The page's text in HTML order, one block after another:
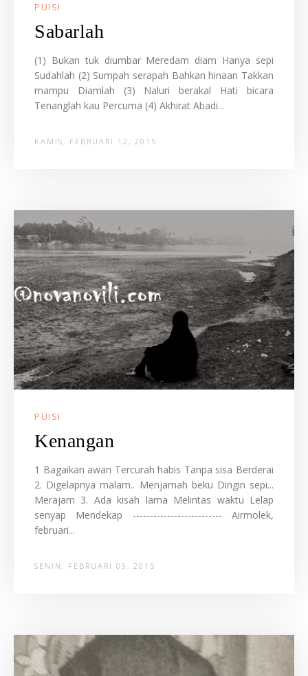
PUISI
Sabarlah
(1) Bukan tuk diumbar Meredam diam Hanya sepi
Sudahlah (2) Sumpah serapah Bahkan hinaan Takkan
mampu Diamlah (3) Naluri berakal Hati bicara
Tenanglah kau Percuma (4) Akhirat Abadi...
KAMIS, FEBRUARI 12, 2015
PUISI
Kenangan
1 Bagaikan awan Tercurah habis Tanpa sisa Berderai
2. Digelapnya malam.. Menjamah beku Dingin sepi...
Merajam 3. Ada kisah lama Melintas waktu Lelap
senyap Mendekap -------------------------- Airmolek,
februari...
SENIN, FEBRUARI 09, 2015